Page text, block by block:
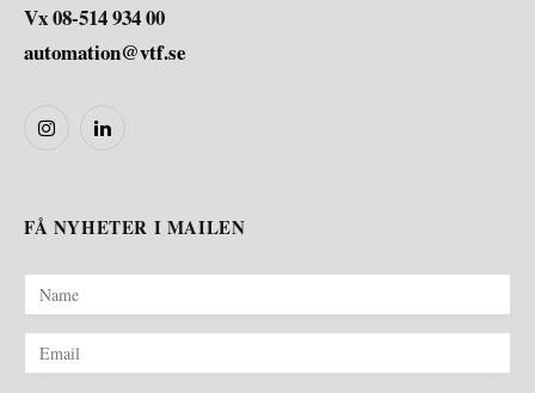
Vx 08-514 934 00
automation@vtf.se
InstagramLinkedIn
FÅ NYHETER I MAILEN